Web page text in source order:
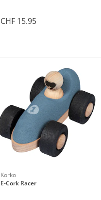
CHF 15.95
Korko
E-Cork Racer